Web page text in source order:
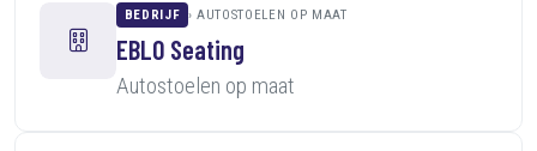
BEDRIJF AUTOSTOELEN OP MAAT
EBLO Seating
Autostoelen op maat